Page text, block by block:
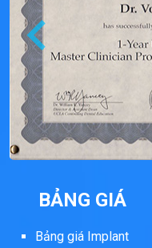
BẢNG GIÁ
Bảng giá Implant